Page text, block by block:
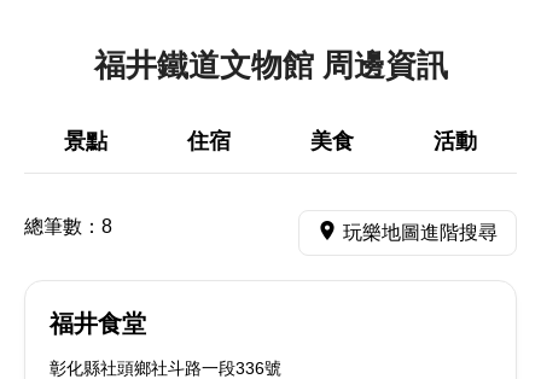
福井鐵道文物館 周邊資訊
景點 住宿 美食 活動
總筆數： 8 玩樂地圖進階搜尋
福井食堂
彰化縣社頭鄉社斗路一段336號